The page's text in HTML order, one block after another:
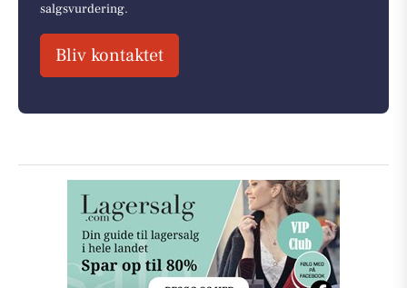
salgsvurdering.
Bliv kontaktet